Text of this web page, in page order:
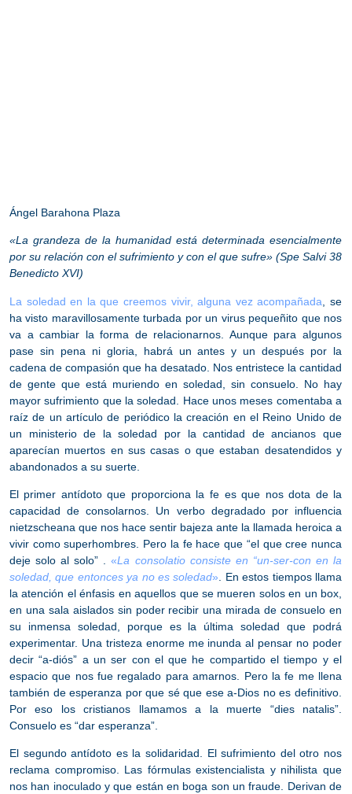
Ángel Barahona Plaza
«La grandeza de la humanidad está determinada esencialmente
por su relación con el sufrimiento y con el que sufre» (Spe Salvi 38
Benedicto XVI)
La soledad en la que creemos vivir, alguna vez acompañada , se
ha visto maravillosamente turbada por un virus pequeñito que nos
va a cambiar la forma de relacionarnos. Aunque para algunos
pase sin pena ni gloria, habrá un antes y un después por la
cadena de compasión que ha desatado. Nos entristece la cantidad
de gente que está muriendo en soledad, sin consuelo. No hay
mayor sufrimiento que la soledad.
Hace unos meses comentaba a
raíz de un artículo de periódico la creación en el Reino Unido de
un ministerio de la soledad por la cantidad de ancianos que
aparecían muertos en sus casas o que estaban desatendidos y
abandonados a su suerte.
El primer antídoto que proporciona la fe es que nos dota dela
capacidad de consolarnos . Un verbo degradado por influencia
nietzscheana que nos hace sentir bajeza ante la llamada heroica a
vivir como superhombres. Pero la fe hace que “el que cree nunca
deje solo al solo” .«La consolatio consiste en “un-ser-con en la
soledad, que entonces ya no es soledad» . En estos tiempos llama
la atención el énfasis en aquellos que se mueren solos en un box,
en una sala aislados sin poder recibir una mirada de consuelo en
su inmensa soledad, porque es la última soledad que podrá
experimentar. Una tristeza enorme me inunda al pensar no poder
decir “a-diós” a un ser con el que he compartido el tiempo y el
espacio que nos fue regalado para amarnos . Pero la fe me llena
también de esperanza por que sé que ese a-Dios no es definitivo.
Por eso los cristianos llamamos a la muerte “dies natalis”.
Consuelo es “dar esperanza”.
El segundo antídoto es la solidaridad. El sufrimiento del otro nos
reclama compromiso. Las fórmulas existencialista y nihilista que
nos han inoculado y que están en boga son un fraude. Derivan de